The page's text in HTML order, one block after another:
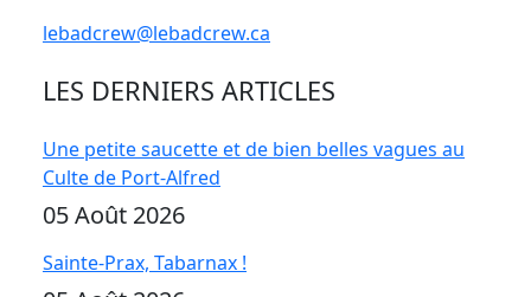
lebadcrew@lebadcrew.ca
LES DERNIERS ARTICLES
Une petite saucette et de bien belles vagues au
Culte de Port-Alfred
05 Août 2026
Sainte-Prax, Tabarnax !